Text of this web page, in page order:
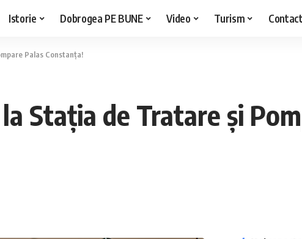
Istorie Dobrogea PE BUNE Video Turism Contact
Palas Constanța!
Stația de Tratare și